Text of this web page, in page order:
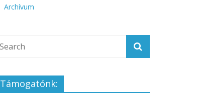
Archívum
Támogatónk: